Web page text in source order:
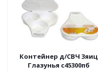
Контейнер д/СВЧ 3яиц
Глазунья с45300пб